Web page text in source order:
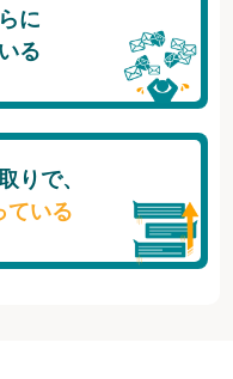
に
る
りで、
ている